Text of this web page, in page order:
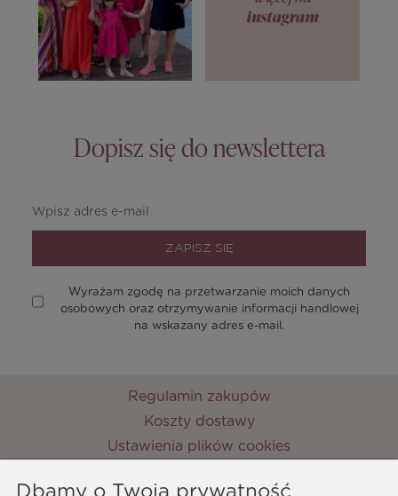
Dopisz się do newslettera
ZAPISZ SIĘ
Wyrażam zgodę na przetwarzanie moich danych
osobowych oraz otrzymywanie informacji handlowej
na wskazany adres e-mail.
Regulamin zakupów
Koszty dostawy
Ustawienia plików cookies
Dbamy o Twoją prywatność